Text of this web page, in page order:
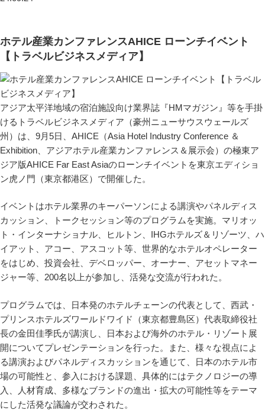
ホテル産業カンファレンスAHICE ローンチイベント
【トラベルビジネスメディア】
アジア太平洋地域の宿泊施設向け業界誌『HMマガジン』等を手掛
けるトラベルビジネスメディア（豪州ニューサウスウェールズ
州）は、9月5日、AHICE（Asia Hotel Industry Conference ＆
Exhibition、アジアホテル産業カンファレンス＆展示会）の極東ア
ジア版AHICE Far East Asiaのローンチイベントを東京エディショ
ン虎ノ門（東京都港区）で開催した。
イベントはホテル業界のキーパーソンによる講演やパネルディス
カッション、トークセッション等のプログラムを実施。マリオッ
ト・インターナショナル、ヒルトン、IHGホテルズ＆リゾーツ、ハ
イアット、アコー、アスコット等、世界的なホテルオペレーター
をはじめ、投資会社、デベロッパー、オーナー、アセットマネー
ジャー等、200名以上が参加し、活発な交流が行われた。
プログラムでは、日本発のホテルチェーンの代表として、西武・
プリンスホテルズワールドワイド（東京都豊島区）代表取締役社
長の金田佳季氏が講演し、日本および海外のホテル・リゾート展
開についてプレゼンテーションを行った。また、様々な視点によ
る講演およびパネルディスカッションを通じて、日本のホテル市
場の可能性と、参入における課題、具体的にはテクノロジーの導
入、人材育成、多様なブランドの進出・拡大の可能性等をテーマ
にした活発な議論が交わされた。